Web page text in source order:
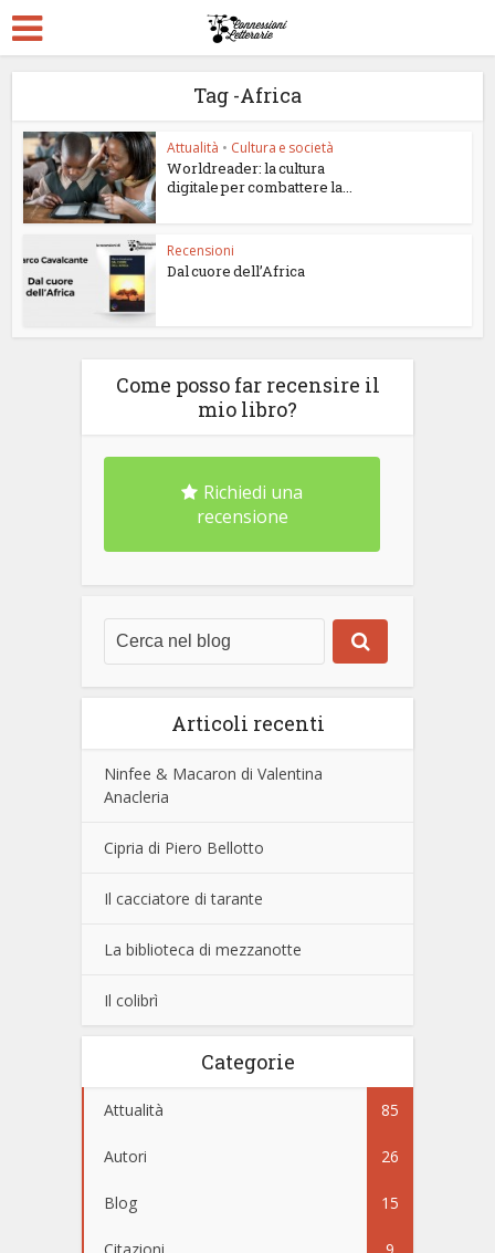
Tag -Africa
Attualità • Cultura e società
Worldreader: la cultura
digitale per combattere la...
Recensioni
Dal cuore dell’Africa
Come posso far recensire il
mio libro?
Richiedi una
recensione
Articoli recenti
Ninfee & Macaron di Valentina
Anacleria
Cipria di Piero Bellotto
Il cacciatore di tarante
La biblioteca di mezzanotte
Il colibrì
Categorie
Attualità 85
Autori 26
Blog 15
Citazioni 9